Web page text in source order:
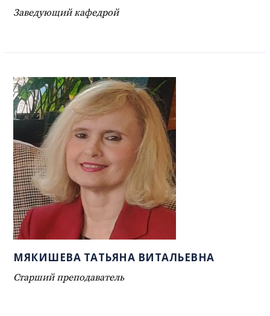
Заведующий кафедрой
МЯКИШЕВА ТАТЬЯНА ВИТАЛЬЕВНА
Старший преподаватель